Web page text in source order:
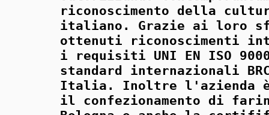
riconoscimento della
italiano. Grazie ai loro
ottenuti riconoscimenti
i requisiti UNI EN ISO
standard internazionali
Italia. Inoltre l'azienda
il confezionamento di